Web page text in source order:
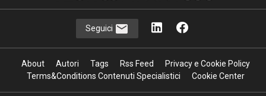
Seguici
About Autori Tags Rss Feed
Privacy e Cookie Policy
Terms&Conditions Contenuti Specialistici
Cookie Center